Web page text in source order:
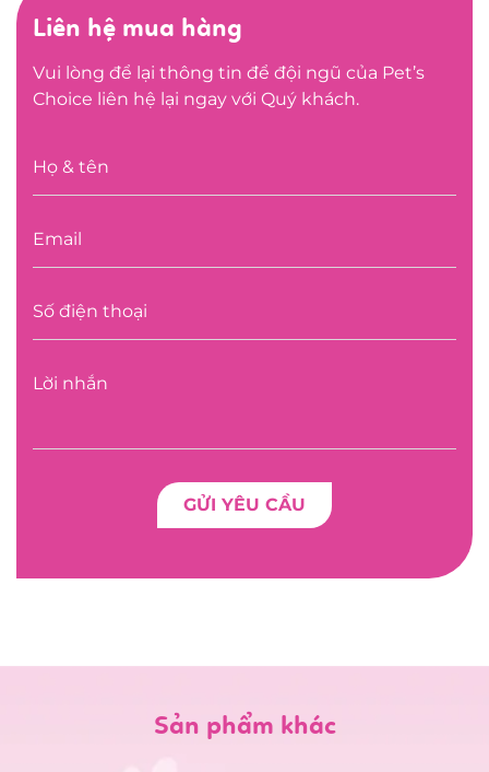
Liên hệ mua hàng
Vui lòng để lại thông tin để đội ngũ của Pet’s
Choice liên hệ lại ngay với Quý khách.
Sản phẩm khác